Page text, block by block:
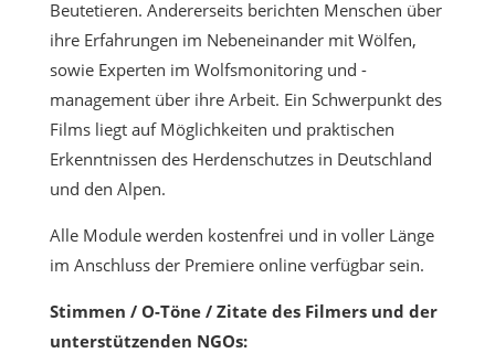
Beutetieren. Andererseits berichten Menschen über
ihre Erfahrungen im Nebeneinander mit Wölfen,
sowie Experten im Wolfsmonitoring und -
management über ihre Arbeit. Ein Schwerpunkt des
Films liegt auf Möglichkeiten und praktischen
Erkenntnissen des Herdenschutzes in Deutschland
und den Alpen.
Alle Module werden kostenfrei und in voller Länge
im Anschluss der Premiere online verfügbar sein.
Stimmen / O-Töne / Zitate des Filmers und der
unterstützenden NGOs: